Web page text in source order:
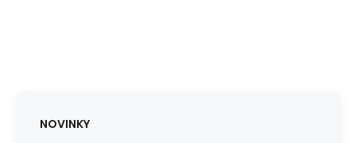
NOVINKY